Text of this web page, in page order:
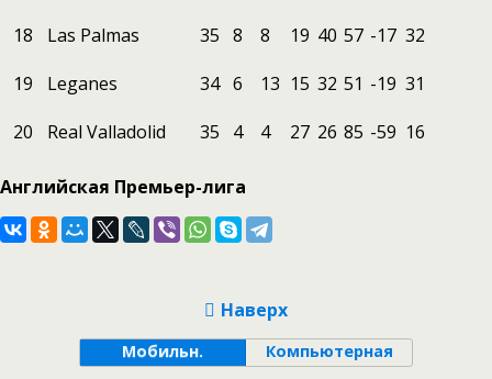
18
Las Palmas 35 8 8 19 40 57 -17 32
19
Leganes 34 6 13 15 32 51 -19 31
20
Real Valladolid 35 4 4 27 26 85 -59 16
Английская Премьер-лига
Наверх
Мобильн. Компьютерная